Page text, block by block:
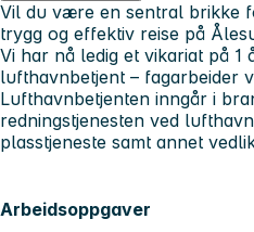
Vil du være en sentral brikke
trygg og effektiv reise på
Vi har nå ledig et vikariat på 1
lufthavnbetjent – fagarbeider
Lufthavnbetjenten inngår i
redningstjenesten ved
plasstjeneste samt annet
Arbeidsoppgaver